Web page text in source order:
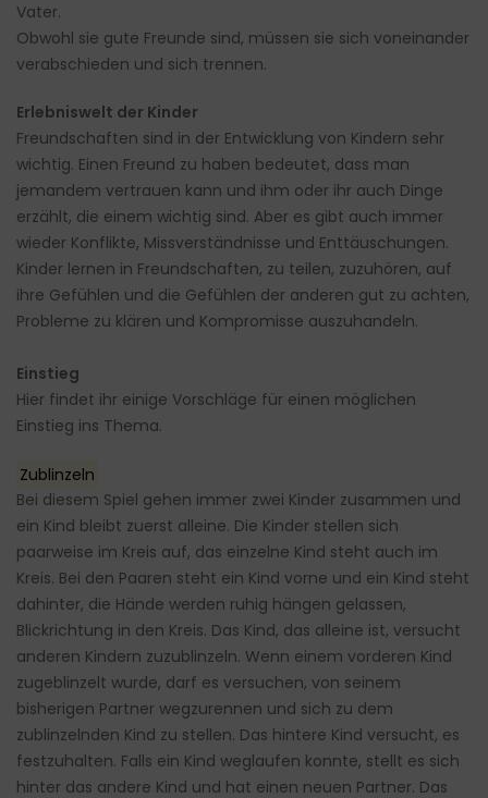
Vater.
Obwohl sie gute Freunde sind, müssen sie sich voneinander
verabschieden und sich trennen.
Erlebniswelt der Kinder
Freundschaften sind in der Entwicklung von Kindern sehr
wichtig. Einen Freund zu haben bedeutet, dass man
jemandem vertrauen kann und ihm oder ihr auch Dinge
erzählt, die einem wichtig sind. Aber es gibt auch immer
wieder Konflikte, Missverständnisse und Enttäuschungen.
Kinder lernen in Freundschaften, zu teilen, zuzuhören, auf
ihre Gefühlen und die Gefühlen der anderen gut zu achten,
Probleme zu klären und Kompromisse auszuhandeln.
Einstieg
Hier findet ihr einige Vorschläge für einen möglichen
Einstieg ins Thema.
Zublinzeln
Bei diesem Spiel gehen immer zwei Kinder zusammen und
ein Kind bleibt zuerst alleine. Die Kinder stellen sich
paarweise im Kreis auf, das einzelne Kind steht auch im
Kreis. Bei den Paaren steht ein Kind vorne und ein Kind steht
dahinter, die Hände werden ruhig hängen gelassen,
Blickrichtung in den Kreis. Das Kind, das alleine ist, versucht
anderen Kindern zuzublinzeln. Wenn einem vorderen Kind
zugeblinzelt wurde, darf es versuchen, von seinem
bisherigen Partner wegzurennen und sich zu dem
zublinzelnden Kind zu stellen. Das hintere Kind versucht, es
festzuhalten. Falls ein Kind weglaufen konnte, stellt es sich
hinter das andere Kind und hat einen neuen Partner. Das